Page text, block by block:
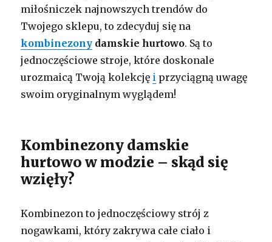
miłośniczek najnowszych trendów do
Twojego sklepu, to zdecyduj się na
kombinezony damskie hurtowo. Są to
jednoczęściowe stroje, które doskonale
urozmaicą Twoją kolekcję i przyciągną uwagę
swoim oryginalnym wyglądem!
Kombinezony damskie
hurtowo w modzie – skąd się
wzięły?
Kombinezon to jednoczęściowy strój z
nogawkami, który zakrywa całe ciało i